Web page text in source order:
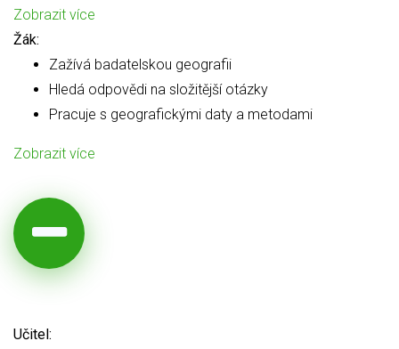
Zobrazit více
Žák:
Zažívá badatelskou geografii
Hledá odpovědi na složitější otázky
Pracuje s geografickými daty a metodami
Zobrazit více
Učitel: